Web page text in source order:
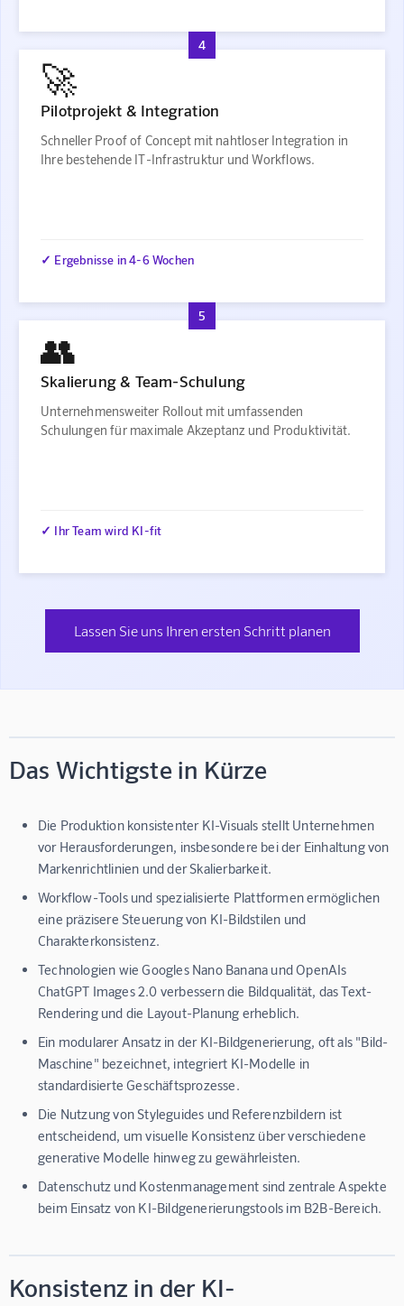
4
🚀
Pilotprojekt & Integration
Schneller Proof of Concept mit nahtloser Integration in
Ihre bestehende IT-Infrastruktur und Workflows.
✓ Ergebnisse in 4-6 Wochen
5
👥
Skalierung & Team-Schulung
Unternehmensweiter Rollout mit umfassenden
Schulungen für maximale Akzeptanz und Produktivität.
✓ Ihr Team wird KI-fit
Lassen Sie uns Ihren ersten Schritt planen
Das Wichtigste in Kürze
Die Produktion konsistenter KI-Visuals stellt Unternehmen
vor Herausforderungen, insbesondere bei der Einhaltung von
Markenrichtlinien und der Skalierbarkeit.
Workflow-Tools und spezialisierte Plattformen ermöglichen
eine präzisere Steuerung von KI-Bildstilen und
Charakterkonsistenz.
Technologien wie Googles Nano Banana und OpenAIs
ChatGPT Images 2.0 verbessern die Bildqualität, das Text-
Rendering und die Layout-Planung erheblich.
Ein modularer Ansatz in der KI-Bildgenerierung, oft als "Bild-
Maschine" bezeichnet, integriert KI-Modelle in
standardisierte Geschäftsprozesse.
Die Nutzung von Styleguides und Referenzbildern ist
entscheidend, um visuelle Konsistenz über verschiedene
generative Modelle hinweg zu gewährleisten.
Datenschutz und Kostenmanagement sind zentrale Aspekte
beim Einsatz von KI-Bildgenerierungstools im B2B-Bereich.
Konsistenz in der KI-